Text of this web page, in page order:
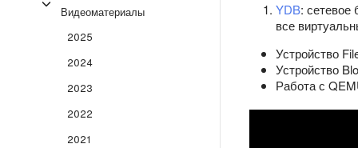
Видеоматериалы
2025
2024
2023
2022
2021
YDB: сетевое
все
Устройство
Устройство
Работа с